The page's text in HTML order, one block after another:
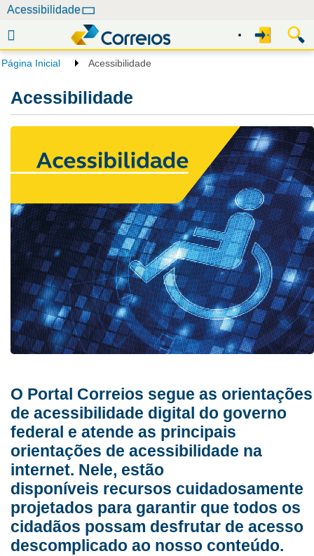
e
Acessibilidade
Página Inicial Acessibilidade
Acessibilidade
O Portal Correios segue as orientações
de acessibilidade digital do governo
federal e atende as principais
orientações de acessibilidade na
internet. Nele, estão
disponíveis recursos cuidadosamente
projetados para garantir que todos os
cidadãos possam desfrutar de acesso
descomplicado ao nosso conteúdo.